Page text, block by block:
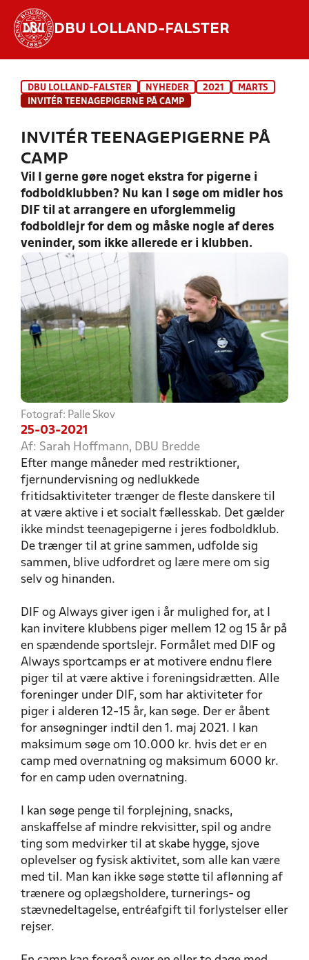
DBU LOLLAND-FALSTER
INDHOLD OG NYHEDER
STILLINGER, RESULTATER, KLUBBER OG
HOLD
DBU LOLLAND-FALSTER NYHEDER 2021
MARTS
INVITÉR TEENAGEPIGERNE PÅ CAMP
INVITÉR TEENAGEPIGERNE PÅ
CAMP
Vil I gerne gøre noget ekstra for pigerne i
fodboldklubben? Nu kan I søge om midler hos
DIF til at arrangere en uforglemmelig
fodboldlejr for dem og måske nogle af deres
veninder, som ikke allerede er i klubben.
Fotograf: Palle Skov
25-03-2021
Af: Sarah Hoffmann, DBU Bredde
Efter mange måneder med restriktioner,
fjernundervisning og nedlukkede
fritidsaktiviteter trænger de fleste danskere til
at være aktive i et socialt fællesskab. Det gælder
ikke mindst teenagepigerne i jeres fodboldklub.
De trænger til at grine sammen, udfolde sig
sammen, blive udfordret og lære mere om sig
selv og hinanden.
DIF og Always giver igen i år mulighed for, at I
kan invitere klubbens piger mellem 12 og 15 år på
en spændende sportslejr. Formålet med DIF og
Always sportcamps er at motivere endnu flere
piger til at være aktive i foreningsidrætten. Alle
foreninger under DIF, som har aktiviteter for
piger i alderen 12-15 år, kan søge. Der er åbent
for ansøgninger indtil den 1. maj 2021. I kan
maksimum søge om 10.000 kr. hvis det er en
camp med overnatning og maksimum 6000 kr.
for en camp uden overnatning.
I kan søge penge til forplejning, snacks,
anskaffelse af mindre rekvisitter, spil og andre
ting som medvirker til at skabe hygge, sjove
oplevelser og fysisk aktivitet, som alle kan være
med til. Man kan ikke søge støtte til aflønning af
trænere og oplægsholdere, turnerings- og
stævnedeltagelse, entréafgift til forlystelser eller
rejser.